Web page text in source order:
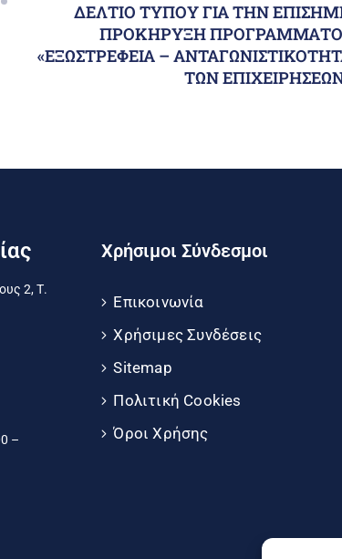
ΔΕΛΤΙΟ ΤΥΠΟΥ ΓΙΑ ΤΗΝ
ΠΡΟΚΗΡΥΞΗ
«ΕΞΩΣΤΡΕΦΕΙΑ –
ΤΩΝ
2, Τ.
–
Χρήσιμοι Σύνδεσμοι
Επικοινωνία
Χρήσιμες Συνδέσεις
Sitemap
Πολιτική Cookies
Όροι Χρήσης